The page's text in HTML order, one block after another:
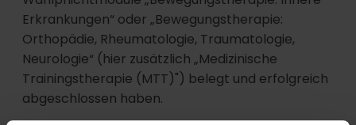
Erkrankungen“ oder „Bewegungstherapie:
Orthopädie, Rheumatologie, Traumatologie,
Neurologie“ (hier zusätzlich „Medizinische
Trainingstherapie (MTT)") belegt und erfolgreich
abgeschlossen haben.